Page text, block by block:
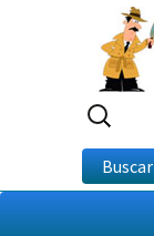
Buscar
por:
Buscar